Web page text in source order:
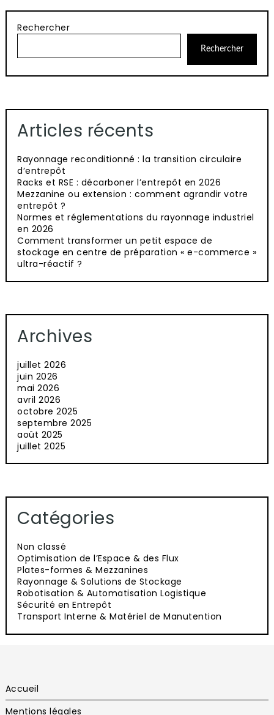
Rechercher
Rechercher
Articles récents
Rayonnage reconditionné : la transition circulaire
d’entrepôt
Racks et RSE : décarboner l’entrepôt en 2026
Mezzanine ou extension : comment agrandir votre
entrepôt ?
Normes et réglementations du rayonnage industriel
en 2026
Comment transformer un petit espace de
stockage en centre de préparation « e-commerce »
ultra-réactif ?
Archives
juillet 2026
juin 2026
mai 2026
avril 2026
octobre 2025
septembre 2025
août 2025
juillet 2025
Catégories
Non classé
Optimisation de l’Espace & des Flux
Plates-formes & Mezzanines
Rayonnage & Solutions de Stockage
Robotisation & Automatisation Logistique
Sécurité en Entrepôt
Transport Interne & Matériel de Manutention
Accueil
Mentions légales